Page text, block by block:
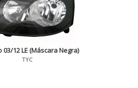
03/12 LE (Máscara Negra)
TYC